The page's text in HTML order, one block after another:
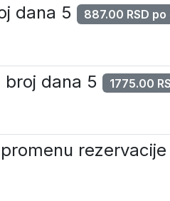
dana 5 887.00 RSD po
broj dana 5 1775.00
rezervacije